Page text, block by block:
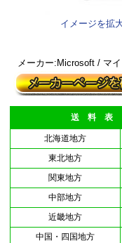
イメージを拡
メーカー:Microsoft / マ
送 料 表
北海道地方
東北地方
関東地方
中部地方
近畿地方
中国・四国地方